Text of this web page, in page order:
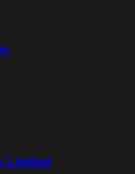
Limited